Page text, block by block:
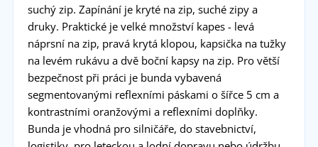
suchý zip. Zapínání je kryté na zip, suché zipy a
druky. Praktické je velké množství kapes - levá
náprsní na zip, pravá krytá klopou, kapsička na tužky
na levém rukávu a dvě boční kapsy na zip. Pro větší
bezpečnost při práci je bunda vybavená
segmentovanými reflexními páskami o šířce 5 cm a
kontrastními oranžovými a reflexními doplňky.
Bunda je vhodná pro silničáře, do stavebnictví,